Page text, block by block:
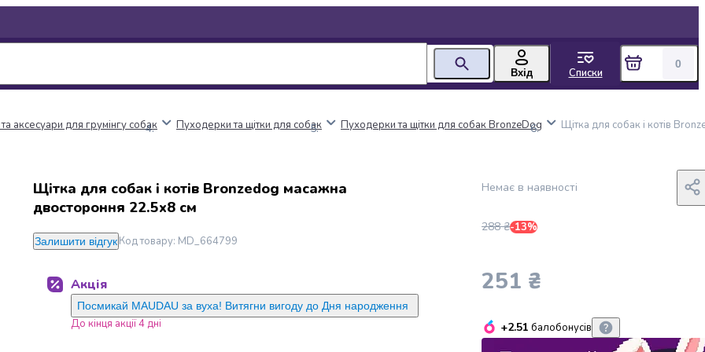
Вхід Списки
0
та аксесуари для грумінгу собак Пуходерки та щітки для собак Пуходерки та щітки для собак BronzeDog Щітка для собак і котів
Щітка для собак і котів Bronzedog масажна
двостороння 22.5х8 см
Залишити відгукКод товару: MD_664799
Акція
Посмикай MAUDAU за вуха! Витягни вигоду до Дня народження
До кінця акції 4 дні
Немає в наявності
288 ₴-13%
251 ₴
+2.51 балобонусів